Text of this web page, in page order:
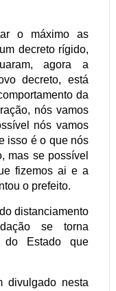
o máximo as
decreto rígido,
agora a
decreto, está
da
nós vamos
nós vamos
isso é o que nós
mas se possível
fizemos ai e a
o prefeito.
distanciamento
se torna
do Estado que
divulgado nesta